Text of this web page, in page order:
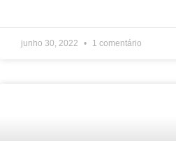
junho 30, 2022 1 comentário